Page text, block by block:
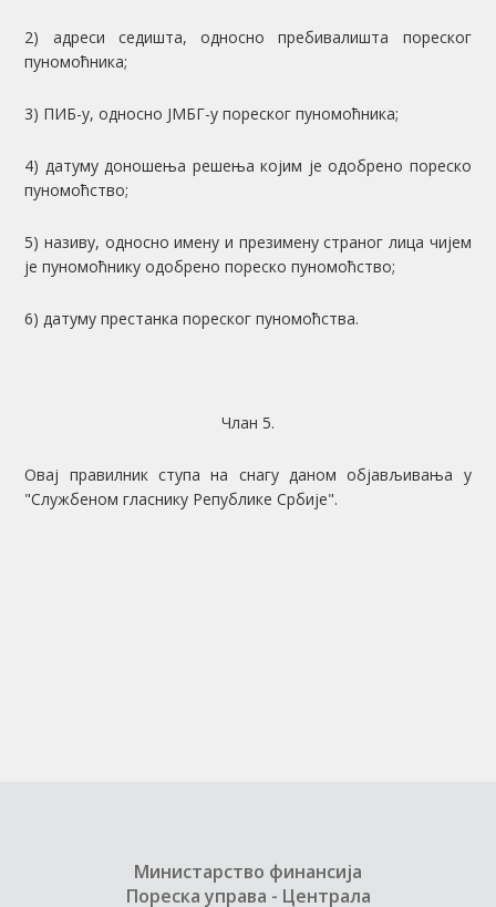
2) адреси седишта, односно пребивалишта пореског
пуномоћника;
3) ПИБ-у, односно ЈМБГ-у пореског пуномоћника;
4) датуму доношења решења којим је одобрено пореско
пуномоћство;
5) називу, односно имену и презимену страног лица чијем
је пуномоћнику одобрено пореско пуномоћство;
6) датуму престанка пореског пуномоћства.
Члан 5.
Овај правилник ступа на снагу даном објављивања у
"Службеном гласнику Републике Србије".
Министарство финансија
Пореска управа - Централа